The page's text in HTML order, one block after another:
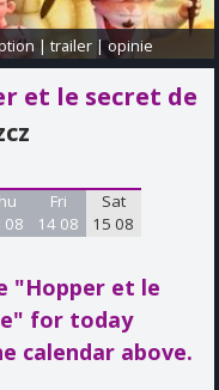
|trailer |opinie
et le secret de
08
Fri
14 08
Sat
15 08
"Hopper et le
for today
calendar above.